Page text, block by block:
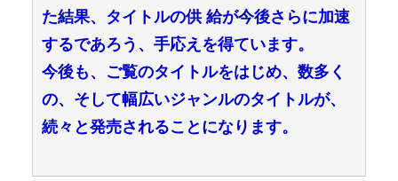
た結果、タイトルの供 給が今後さらに加速
するであろう、手応えを得ています。
今後も、ご覧のタイトルをはじめ、数多く
の、そして幅広いジャンルのタイトルが、
続々と発売されることになります。